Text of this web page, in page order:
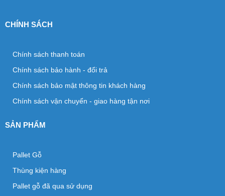
CHÍNH SÁCH
Chính sách thanh toán
Chính sách bảo hành - đổi trả
Chính sách bảo mật thông tin khách hàng
Chính sách vận chuyển - giao hàng tận nơi
SẢN PHẨM
Pallet Gỗ
Thùng kiện hàng
Pallet gỗ đã qua sử dụng